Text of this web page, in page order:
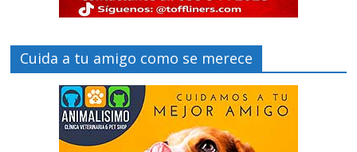
Cuida a tu amigo como se merece